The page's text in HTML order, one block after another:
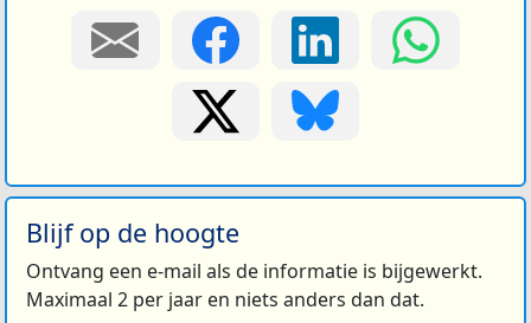
Blijf op de hoogte
Ontvang een e-mail als de informatie is bijgewerkt.
Maximaal 2 per jaar en niets anders dan dat.